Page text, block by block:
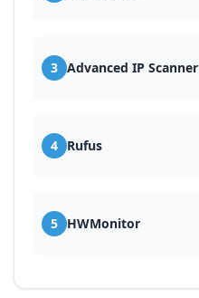
3 Advanced IP Scanner
4 Rufus
5 HWMonitor